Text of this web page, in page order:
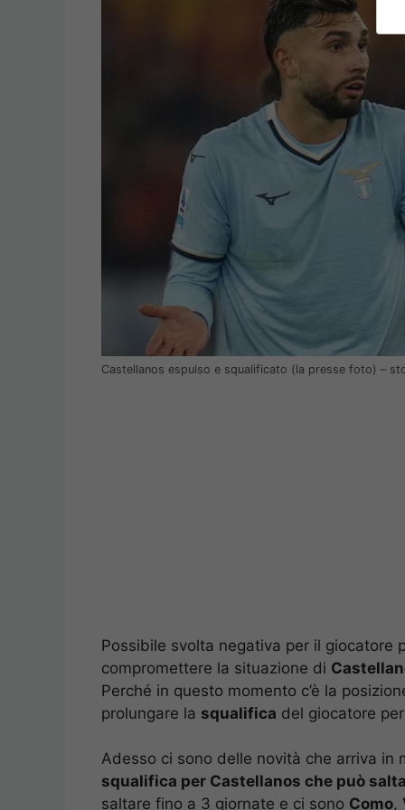
Castellanos espulso e squalificato (la presse foto) –
Possibile svolta negativa per il giocatore
compromettere la situazione di
Perché in questo momento c’è la
prolungare la squalifica del giocatore
Adesso ci sono delle novità che arriva in
squalifica per Castellanos che può
saltare fino a 3 giornate e ci sono Como,